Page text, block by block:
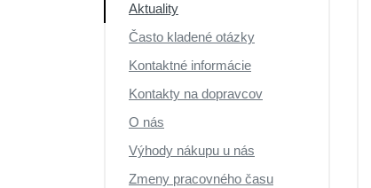
Aktuality
Často kladené otázky
Kontaktné informácie
Kontakty na dopravcov
O nás
Výhody nákupu u nás
Zmeny pracovného času